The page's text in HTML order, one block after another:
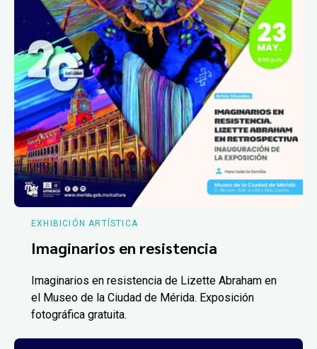
EXHIBICIÓN ARTÍSTICA
Imaginarios en resistencia
Imaginarios en resistencia de Lizette Abraham en
el Museo de la Ciudad de Mérida. Exposición
fotográfica gratuita.